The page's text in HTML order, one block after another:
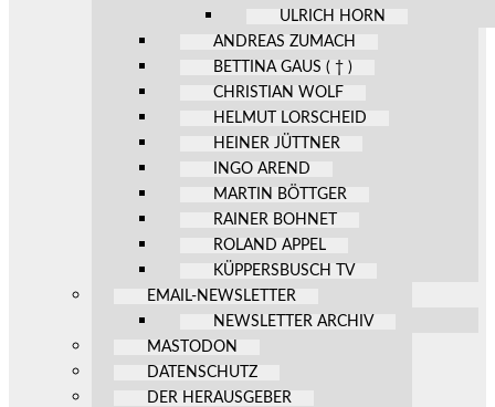
ULRICH HORN
ANDREAS ZUMACH
BETTINA GAUS ( † )
CHRISTIAN WOLF
HELMUT LORSCHEID
HEINER JÜTTNER
INGO AREND
MARTIN BÖTTGER
RAINER BOHNET
ROLAND APPEL
KÜPPERSBUSCH TV
EMAIL-NEWSLETTER
NEWSLETTER ARCHIV
MASTODON
DATENSCHUTZ
DER HERAUSGEBER